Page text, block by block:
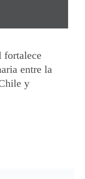
fortalece
entre la
y